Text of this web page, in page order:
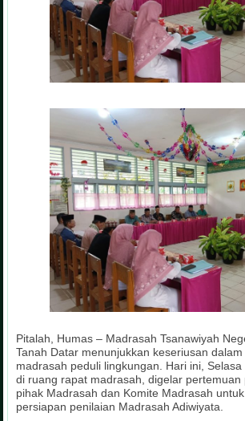
Pitalah, Humas – Madrasah Tsanawiyah
Tanah Datar menunjukkan keseriusan
madrasah peduli lingkungan. Hari ini,
di ruang rapat madrasah, digelar pertemuan
pihak Madrasah dan Komite Madrasah
persiapan penilaian Madrasah Adiwiyata.